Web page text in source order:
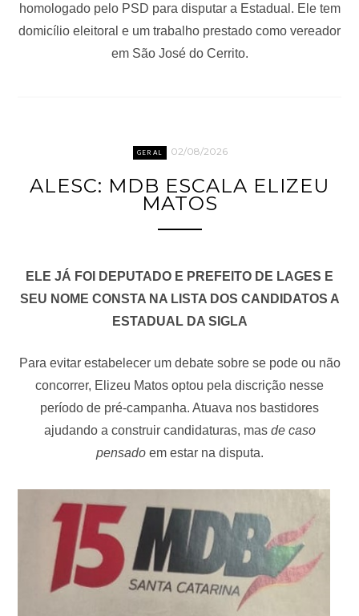
homologado pelo PSD para disputar a Estadual. Ele tem
domicílio eleitoral e um trabalho prestado como vereador
em São José do Cerrito.
GERAL 02/08/2026
ALESC: MDB ESCALA ELIZEU
MATOS
ELE JÁ FOI DEPUTADO E PREFEITO DE LAGES E
SEU NOME CONSTA NA LISTA DOS CANDIDATOS A
ESTADUAL DA SIGLA
Para evitar estabelecer um debate sobre se pode ou não
concorrer, Elizeu Matos optou pela discrição nesse
período de pré-campanha. Atuava nos bastidores
ajudando a construir candidaturas, masde caso
pensadoem estar na disputa.